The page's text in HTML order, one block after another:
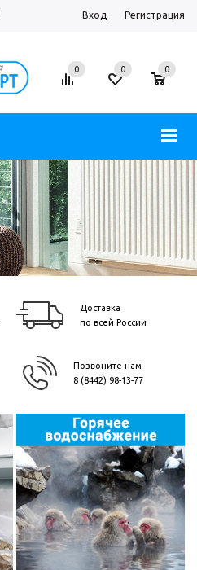
Вход Регистрация
0 0
0
Доставка
по всей России
Позвоните нам
8 (8442) 98-13-77